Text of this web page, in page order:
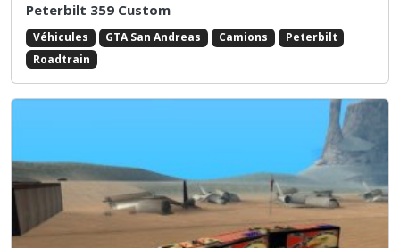
Peterbilt 359 Custom
Véhicules GTA San Andreas Camions
Peterbilt
Roadtrain